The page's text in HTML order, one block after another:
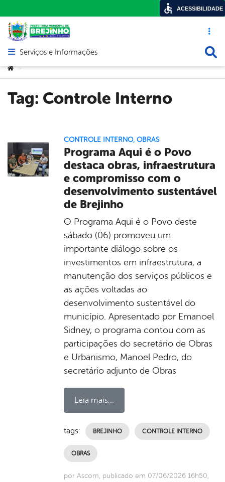
Acesso
Abrir menu principal de navegação
Serviços e Informações
Você está aqui:
>
Tag: Controle Interno
CONTROLE INTERNO, OBRAS
Programa Aqui é o Povo
destaca obras, infraestrutura
e compromisso com o
desenvolvimento sustentável
de Brejinho
O Programa Aqui é o Povo deste
sábado (06) promoveu um
importante diálogo sobre os
investimentos em infraestrutura, a
manutenção dos serviços públicos e
as ações voltadas ao
desenvolvimento sustentável do
município. Apresentado por Emanoel
Sidney, o programa contou com as
participações do secretário de Obras
e Urbanismo, Manoel Pedro, do
secretário adjunto de Obras
Leia mais...
tags: BREJINHO CONTROLE INTERNO
OBRAS
por Ascom, publicado em 07/06/2026 16h50,
ACESSIBILIDADE